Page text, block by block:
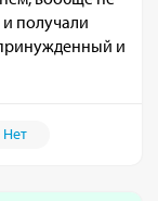
получали
и
Нет